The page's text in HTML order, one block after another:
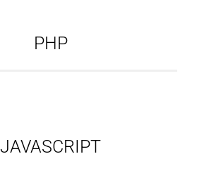
PHP
JAVASCRIPT